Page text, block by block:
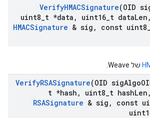
VerifyHMACSignature(OID
uint8 t *data , uint16 t dataLen ,
HMACSignature & sig , const uint8
של Weave.
VerifyRSASignature(OID sigAlgo
t *hash , uint8 t hashLen ,
RSASignature & sig , const